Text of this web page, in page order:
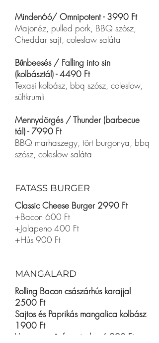
Minden6ó/ Omnipotent - 3990 Ft
Majonéz, pulled pork, BBQ szósz,
Cheddar sajt, coleslaw saláta
Bűnbeesés / Falling into sin
(kolbásztál) - 4490 Ft
Texasi kolbász, bbq szósz, coleslow,
sültkrumli
Mennydörgés / Thunder (barbecue
tál) - 7990 Ft
BBQ marhaszegy, tört burgonya, bbq
szósz, coleslow saláta
FATASS BURGER
Classic Cheese Burger 2990 Ft
+Bacon 600 Ft
+Jalapeno 400 Ft
+Hús 900 Ft
MANGALARD
Rolling Bacon császárhús karajjal
2500 Ft
Sajtos és Paprikás mangalica kolbász
1900 Ft
Vasserpenyős francia lecsó 990 Ft